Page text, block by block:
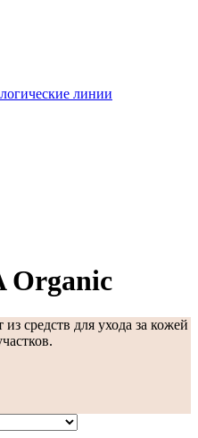
линии
Organic
средств для ухода за кожей